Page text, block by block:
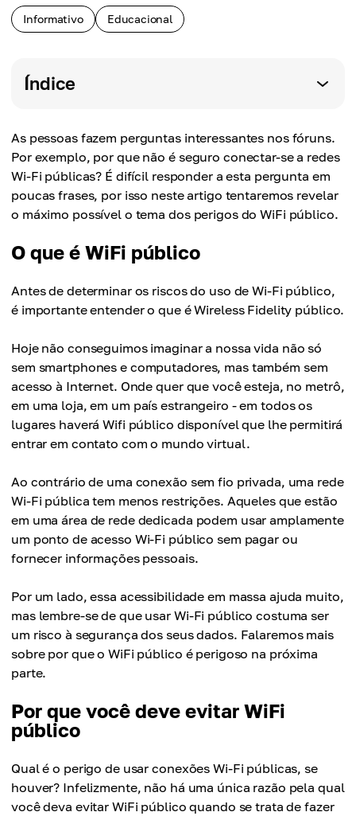
Informativo Educacional
Índice
As pessoas fazem perguntas interessantes nos fóruns.
Por exemplo, por que não é seguro conectar-se a redes
Wi-Fi públicas? É difícil responder a esta pergunta em
poucas frases, por isso neste artigo tentaremos revelar
o máximo possível o tema dos perigos do WiFi público.
O que é WiFi público
Antes de determinar os riscos do uso de Wi-Fi público,
é importante entender o que é Wireless Fidelity público.
Hoje não conseguimos imaginar a nossa vida não só
sem smartphones e computadores, mas também sem
acesso à Internet. Onde quer que você esteja, no metrô,
em uma loja, em um país estrangeiro - em todos os
lugares haverá Wifi público disponível que lhe permitirá
entrar em contato com o mundo virtual.
Ao contrário de uma conexão sem fio privada, uma rede
Wi-Fi pública tem menos restrições. Aqueles que estão
em uma área de rede dedicada podem usar amplamente
um ponto de acesso Wi-Fi público sem pagar ou
fornecer informações pessoais.
Por um lado, essa acessibilidade em massa ajuda muito,
mas lembre-se de que usar Wi-Fi público costuma ser
um risco à segurança dos seus dados. Falaremos mais
sobre por que o WiFi público é perigoso na próxima
parte.
Por que você deve evitar WiFi
público
Qual é o perigo de usar conexões Wi-Fi públicas, se
houver? Infelizmente, não há uma única razão pela qual
você deva evitar WiFi público quando se trata de fazer